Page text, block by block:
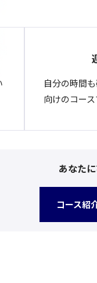
自分の時間
向けのコース
あなた
コース紹